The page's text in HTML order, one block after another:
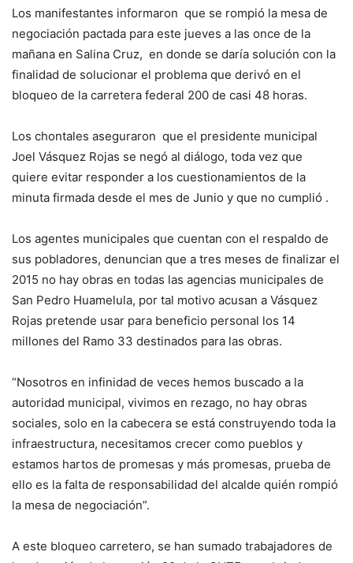
Los manifestantes informaron que se rompió la mesa de
negociación pactada para este jueves a las once de la
mañana en Salina Cruz, en donde se daría solución con la
finalidad de solucionar el problema que derivó en el
bloqueo de la carretera federal 200 de casi 48 horas.
Los chontales aseguraron que el presidente municipal
Joel Vásquez Rojas se negó al diálogo, toda vez que
quiere evitar responder a los cuestionamientos de la
minuta firmada desde el mes de Junio y que no cumplió .
Los agentes municipales que cuentan con el respaldo de
sus pobladores, denuncian que a tres meses de finalizar el
2015 no hay obras en todas las agencias municipales de
San Pedro Huamelula, por tal motivo acusan a Vásquez
Rojas pretende usar para beneficio personal los 14
millones del Ramo 33 destinados para las obras.
“Nosotros en infinidad de veces hemos buscado a la
autoridad municipal, vivimos en rezago, no hay obras
sociales, solo en la cabecera se está construyendo toda la
infraestructura, necesitamos crecer como pueblos y
estamos hartos de promesas y más promesas, prueba de
ello es la falta de responsabilidad del alcalde quién rompió
la mesa de negociación”.
A este bloqueo carretero, se han sumado trabajadores de